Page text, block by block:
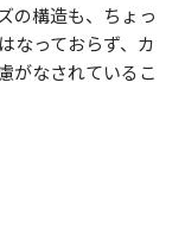
の構造も、ちょっ
なっておらず、カ
がなされているこ